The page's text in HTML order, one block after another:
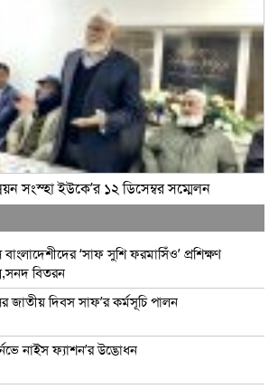
সংস্হা ইউকে’র ১২ ডিসেম্বর সম্মেলন
বাংলাদেশীদের ‘সাফ সুশি ফরমাসিঁও’ প্রশিক্ষণ
বিতরন
জাতীয় দিবস সাফ’র কর্মসূচি পালন
নাইস ফ্যাশন’র উদ্ভোধন